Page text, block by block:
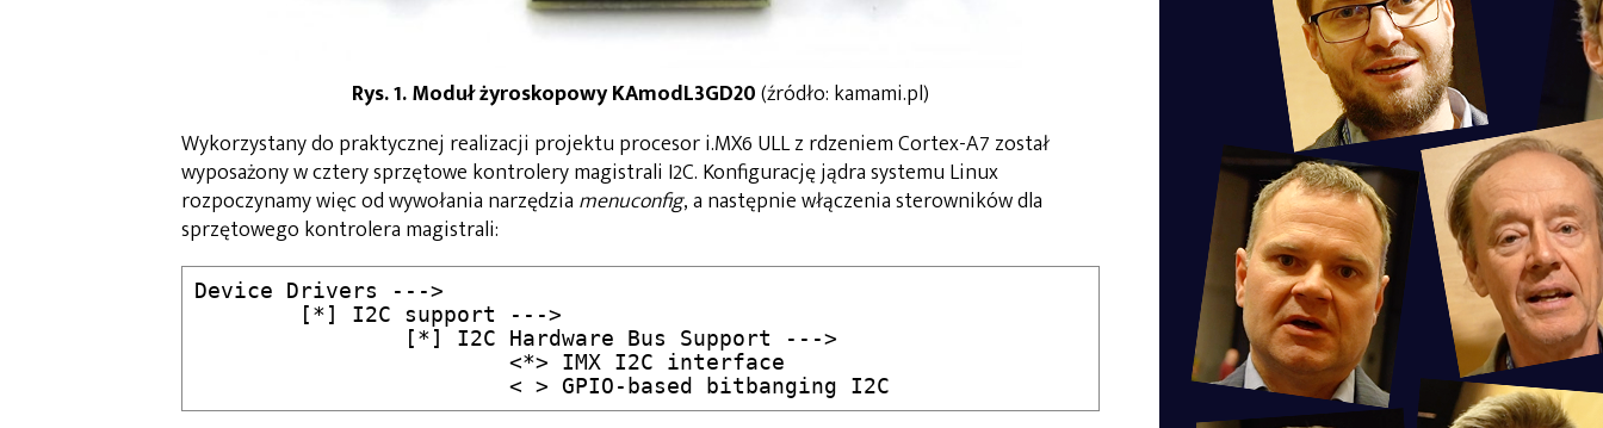
Rys. 1. Moduł żyroskopowy KAmodL3GD20(źródło: kamami.pl)
Wykorzystany do praktycznej realizacji projektu procesor i.MX6 ULL z rdzeniem Cortex-A7 został
wyposażony w cztery sprzętowe kontrolery magistrali I2C. Konfigurację jądra systemu Linux
rozpoczynamy więc od wywołania narzędzia menuconfig, a następnie włączenia sterowników dla
sprzętowego kontrolera magistrali:
Device Drivers --->
			< > GPIO-based bitbanging I2C